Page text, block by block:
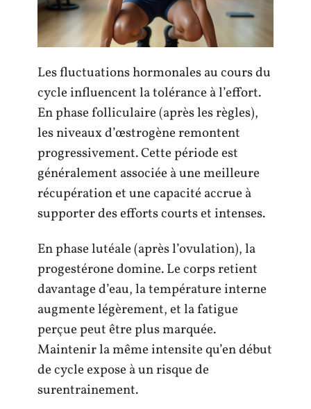
Les fluctuations hormonales au cours du
cycle influencent la tolérance à l’effort.
En phase folliculaire (après les règles),
les niveaux d’œstrogène remontent
progressivement. Cette période est
généralement associée à une meilleure
récupération et une capacité accrue à
supporter des efforts courts et intenses.
En phase lutéale (après l’ovulation), la
progestérone domine. Le corps retient
davantage d’eau, la température interne
augmente légèrement, et la fatigue
perçue peut être plus marquée.
Maintenir la même intensite qu’en début
de cycle expose à un risque de
surentrainement.